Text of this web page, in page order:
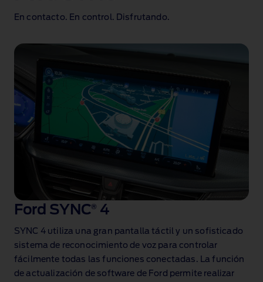
En contacto. En control. Disfrutando.
Ford SYNC® 4
SYNC 4 utiliza una gran pantalla táctil y un sofisticado
sistema de reconocimiento de voz para controlar
fácilmente todas las funciones conectadas. La función
de actualización de software de Ford permite realizar